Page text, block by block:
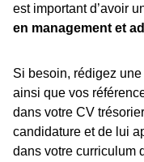
est important d’avoir
en management et
Si besoin, rédigez
ainsi que vos
dans votre CV
candidature et de lui
dans votre curriculum